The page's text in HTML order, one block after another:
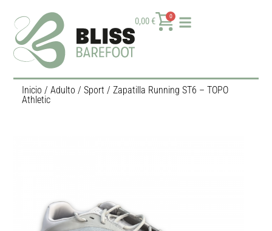
0,00€ 0
Inicio / Adulto / Sport / Zapatilla Running ST6 – TOPO
Athletic